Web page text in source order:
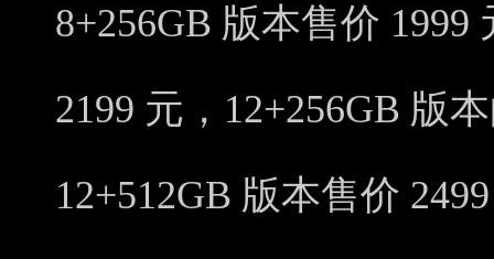
8+256GB 版本售价 1999
2199 元，12+256GB 版
12+512GB 版本售价